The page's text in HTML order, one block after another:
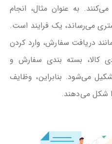
به عنوان مثال، انجام
می‌رساند، یک فرایند است.
دریافت سفارش، وارد کردن
کالا، بسته بندی سفارش و
می‌شود. بنابراین، وظایف
شکل می‌دهند.